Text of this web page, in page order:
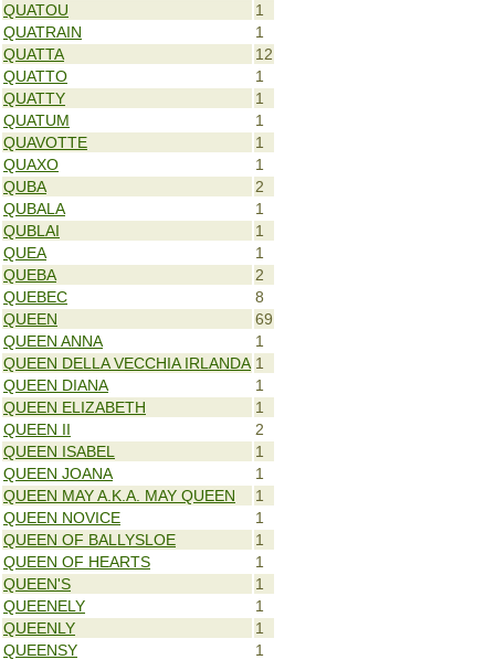
QUATOU
1
QUATRAIN
1
QUATTA
12
QUATTO
1
QUATTY
1
QUATUM
1
QUAVOTTE
1
QUAXO
1
QUBA
2
QUBALA
1
QUBLAI
1
QUEA
1
QUEBA
2
QUEBEC
8
QUEEN
69
QUEEN ANNA
1
QUEEN DELLA VECCHIA IRLANDA 1
QUEEN DIANA
1
QUEEN ELIZABETH
1
QUEEN II
2
QUEEN ISABEL
1
QUEEN JOANA
1
QUEEN MAY A.K.A. MAY QUEEN
1
QUEEN NOVICE
1
QUEEN OF BALLYSLOE
1
QUEEN OF HEARTS
1
QUEEN'S
1
QUEENELY
1
QUEENLY
1
QUEENSY
1